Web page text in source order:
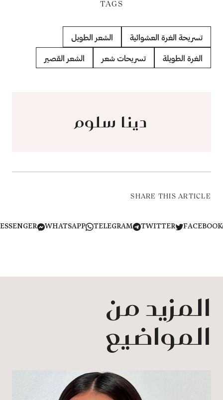
TAGS
تسريحة الغرة العشوائية الشعر الطويل
الغرة الطويلة تسريحات شعر الشعر القصير
دينا سلوم
SHARE THIS ARTICLE
TWITTER
TELEGRAM
WHATSAPP
MESSENGER
المزيد من
المواضيع